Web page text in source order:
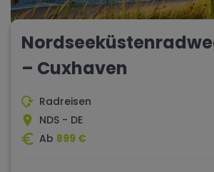
– Cuxhaven
Radreisen
NDS - DE
Ab 899 €